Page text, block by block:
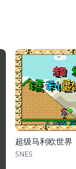
超级马利欧世界
SNES